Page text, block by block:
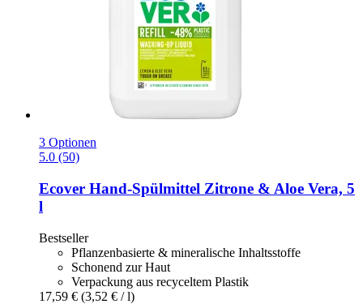
3 Optionen
5.0 (50)
Ecover Hand-​Spülmittel Zitrone & Aloe Vera, 5
l
Bestseller
Pflanzenbasierte & mineralische Inhaltsstoffe
Schonend zur Haut
Verpackung aus recyceltem Plastik
17,59 € (3,52 € / l)